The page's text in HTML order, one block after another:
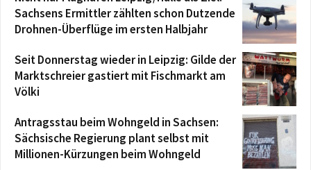
Sachsens Ermittler zählten schon Dutzende
Drohnen-Überflüge im ersten Halbjahr
Seit Donnerstag wieder in Leipzig: Gilde der
Marktschreier gastiert mit Fischmarkt am
Völki
Antragsstau beim Wohngeld in Sachsen:
Sächsische Regierung plant selbst mit
Millionen-Kürzungen beim Wohngeld